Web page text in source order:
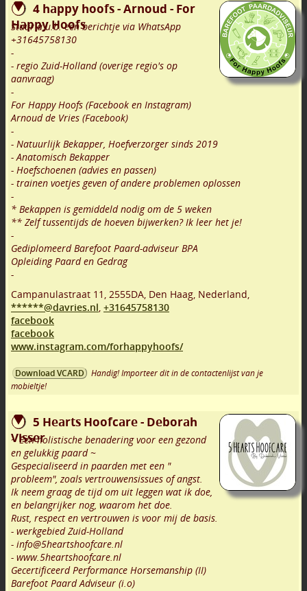
4 happy hoofs - Arnoud - For
Happy Hoofs
Stuur a.u.b. een berichtje via WhatsApp
+31645758130
-
- regio Zuid-Holland (overige regio's op
aanvraag)
-
For Happy Hoofs (Facebook en Instagram)
Arnoud de Vries (Facebook)
-
- Natuurlijk Bekapper, Hoefverzorger sinds 2019
- Anatomisch Bekapper
- Hoefschoenen (advies en passen)
- trainen voetjes geven of andere problemen oplossen
-
* Bekappen is gemiddeld nodig om de 5 weken
** Zelf tussentijds de hoeven bijwerken? Ik leer het je!
-
Gediplomeerd Barefoot Paard-adviseur BPA
Opleiding Paard en Gedrag
-
Campanulastraat 11 , 2555DA, Den Haag, Nederland,
******@davries.nl, +31645758130
facebook
facebook
www.instagram.com/forhappyhoofs/
Download VCARD
Handig! Importeer dit in de contactenlijst van je
mobieltje!
5 Hearts Hoofcare - Deborah
Visser
~ Een holistische benadering voor een gezond
en gelukkig paard ~
Gespecialiseerd in paarden met een "
probleem", zoals vertrouwensissues of angst.
Ik neem graag de tijd om uit leggen wat ik doe,
en belangrijker nog, waarom het doe.
Rust, respect en vertrouwen is voor mij de basis.
- werkgebied Zuid-Holland
- info@5heartshoofcare.nl
- www.5heartshoofcare.nl
Gecertificeerd Performance Horsemanship (II)
Barefoot Paard Adviseur (i.o)